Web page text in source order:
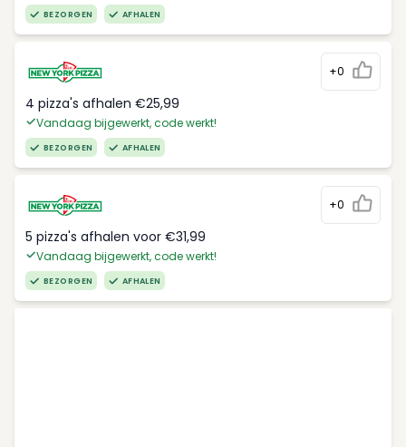
BEZORGEN AFHALEN
+0
4 pizza's afhalen €25,99
Vandaag bijgewerkt, code werkt!
BEZORGEN AFHALEN
+0
5 pizza's afhalen voor €31,99
Vandaag bijgewerkt, code werkt!
BEZORGEN AFHALEN